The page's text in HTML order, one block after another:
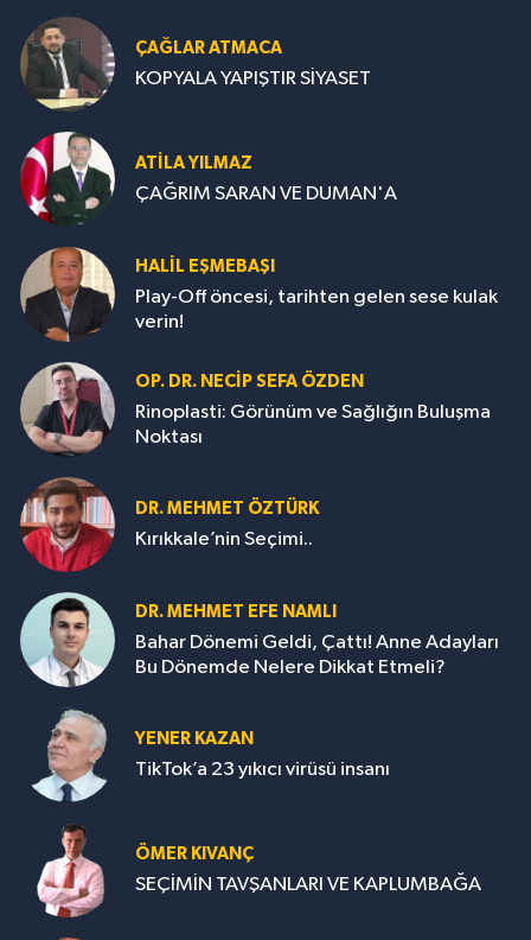
ÇAĞLAR ATMACA
KOPYALA YAPIŞTIR SİYASET
ATILA YILMAZ
ÇAĞRIM SARAN VE DUMAN'A
HALIL EŞMEBAŞI
Play-Off öncesi, tarihten gelen sese kulak
verin!
OP. DR. NECIP SEFA ÖZDEN
Rinoplasti: Görünüm ve Sağlığın Buluşma
Noktası
DR. MEHMET ÖZTÜRK
Kırıkkale’nin Seçimi..
DR. MEHMET EFE NAMLI
Bahar Dönemi Geldi, Çattı! Anne Adayları
Bu Dönemde Nelere Dikkat Etmeli?
YENER KAZAN
TikTok’a 23 yıkıcı virüsü insanı
ÖMER KIVANÇ
SEÇİMİN TAVŞANLARI VE KAPLUMBAĞA